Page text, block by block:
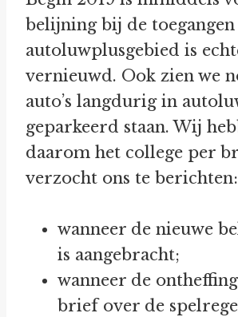
belijning bij de toegangen
autoluwplusgebied is
vernieuwd. Ook zien we
auto’s langdurig in
geparkeerd staan. Wij
daarom het college per
verzocht ons te berichten:
wanneer de nieuwe
is aangebracht;
wanneer de
brief over de